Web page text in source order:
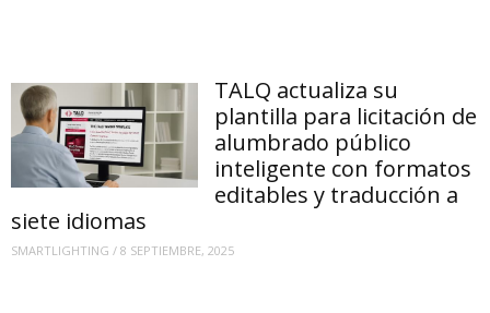
TALQ actualiza su
plantilla para licitación de
alumbrado público
inteligente con formatos
editables y traducción a
siete idiomas
SMARTLIGHTING / 8 SEPTIEMBRE, 2025